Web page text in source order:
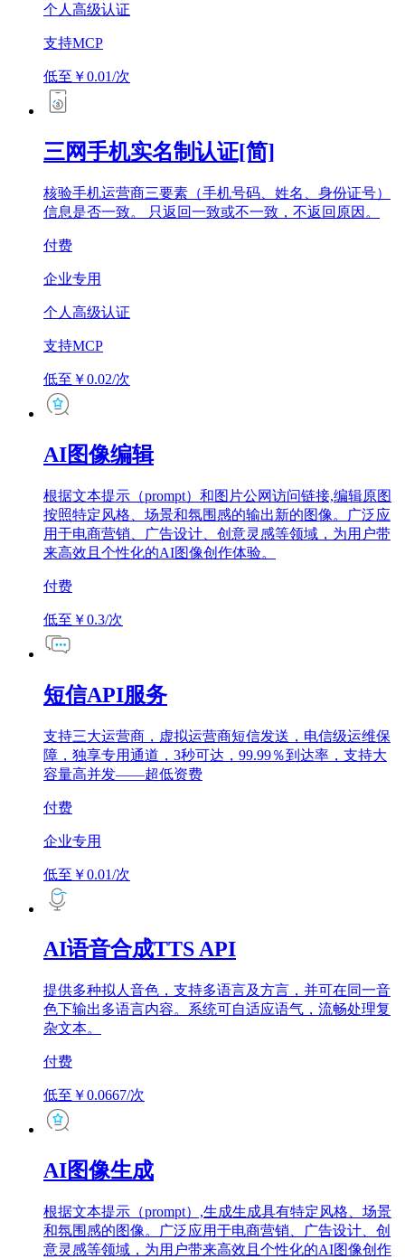
个人高级认证
支持MCP
低至￥0.01/次
三网手机实名制认证[简]
核验手机运营商三要素（手机号码、姓名、身份证号）
信息是否一致。 只返回一致或不一致，不返回原因。
付费
企业专用
个人高级认证
支持MCP
低至￥0.02/次
AI图像编辑
根据文本提示（prompt）和图片公网访问链接,编辑原图
按照特定风格、场景和氛围感的输出新的图像。广泛应
用于电商营销、广告设计、创意灵感等领域，为用户带
来高效且个性化的AI图像创作体验。
付费
低至￥0.3/次
短信API服务
支持三大运营商，虚拟运营商短信发送，电信级运维保
障，独享专用通道，3秒可达，99.99％到达率，支持大
容量高并发——超低资费
付费
企业专用
低至￥0.01/次
AI语音合成TTS API
提供多种拟人音色，支持多语言及方言，并可在同一音
色下输出多语言内容。系统可自适应语气，流畅处理复
杂文本。
付费
低至￥0.0667/次
AI图像生成
根据文本提示（prompt）,生成生成具有特定风格、场景
和氛围感的图像。广泛应用于电商营销、广告设计、创
意灵感等领域，为用户带来高效且个性化的AI图像创作